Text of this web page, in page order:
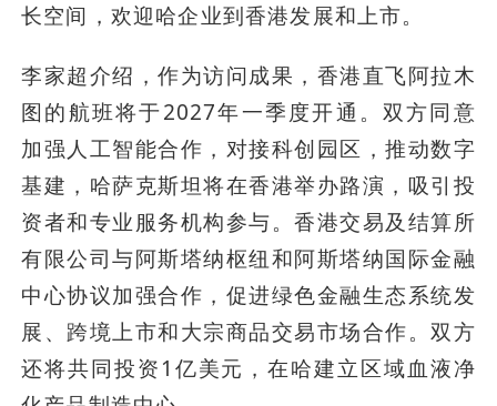
长空间，欢迎哈企业到香港发展和上市。
李家超介绍，作为访问成果，香港直飞阿拉木
图的航班将于2027年一季度开通。双方同意
加强人工智能合作，对接科创园区，推动数字
基建，哈萨克斯坦将在香港举办路演，吸引投
资者和专业服务机构参与。香港交易及结算所
有限公司与阿斯塔纳枢纽和阿斯塔纳国际金融
中心协议加强合作，促进绿色金融生态系统发
展、跨境上市和大宗商品交易市场合作。双方
还将共同投资1亿美元，在哈建立区域血液净